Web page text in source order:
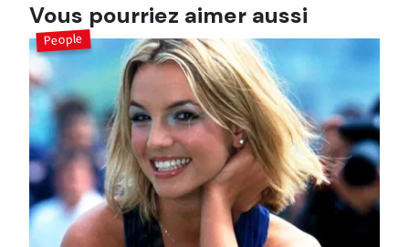
Vous pourriez aimer aussi
People